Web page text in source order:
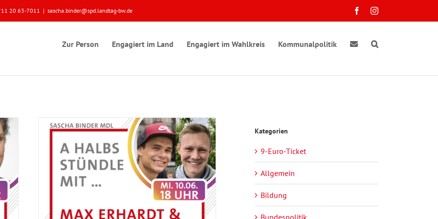
20 63-7011 | sascha.binder@spd.landtag-bw.de FacebookInstagram
Zur Person Engagiert im Land Engagiert im Wahlkreis Kommunalpolitik
Kategorien
9-Euro-Ticket
Allgemein
Bildung